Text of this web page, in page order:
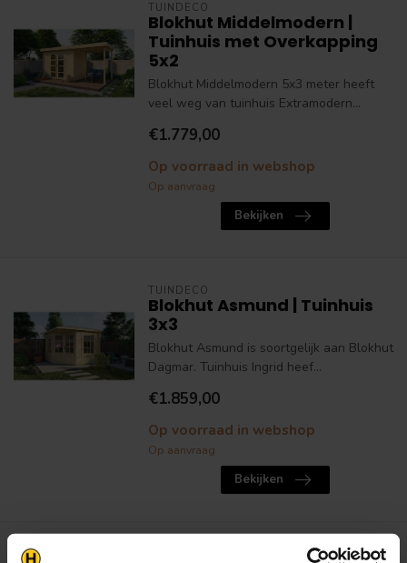
TUINDECO
Blokhut Middelmodern |
Tuinhuis met Overkapping
5x2
Blokhut Middelmodern 5x3 meter heeft
veel weg van tuinhuis Extramodern...
€1.779,00
Op voorraad in webshop
Op aanvraag
Bekijken
TUINDECO
Blokhut Asmund | Tuinhuis
3x3
Blokhut Asmund is soortgelijk aan Blokhut
Dagmar. Tuinhuis Ingrid heef...
€1.859,00
Op voorraad in webshop
Op aanvraag
Bekijken